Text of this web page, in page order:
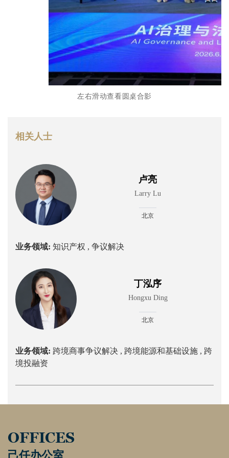
左右滑动查看圆桌合影
相关人士
卢亮
Larry Lu
北京
业务领域: 知识产权 , 争议解决
丁泓序
Hongxu Ding
北京
业务领域: 跨境商事争议解决 , 跨境能源和基础设施 , 跨
境投融资
OFFICES
己任办公室